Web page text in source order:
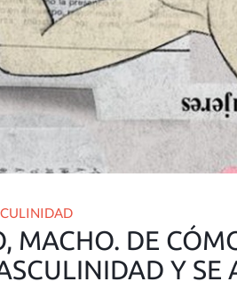
MACHO. DE
Y SE